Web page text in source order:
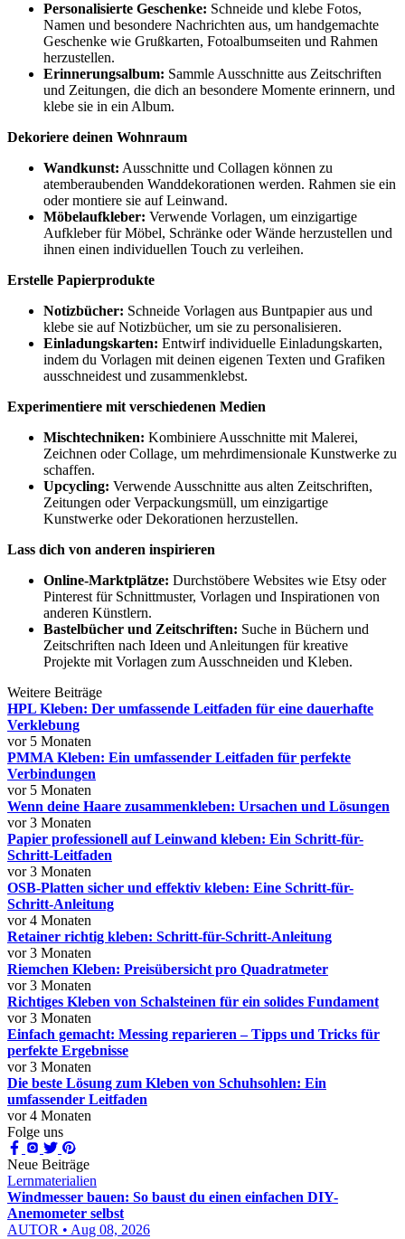
Personalisierte Geschenke: Schneide und klebe Fotos,
Namen und besondere Nachrichten aus, um handgemachte
Geschenke wie Grußkarten, Fotoalbumseiten und Rahmen
herzustellen.
Erinnerungsalbum: Sammle Ausschnitte aus Zeitschriften
und Zeitungen, die dich an besondere Momente erinnern, und
klebe sie in ein Album.
Dekoriere deinen Wohnraum
Wandkunst: Ausschnitte und Collagen können zu
atemberaubenden Wanddekorationen werden. Rahmen sie ein
oder montiere sie auf Leinwand.
Möbelaufkleber: Verwende Vorlagen, um einzigartige
Aufkleber für Möbel, Schränke oder Wände herzustellen und
ihnen einen individuellen Touch zu verleihen.
Erstelle Papierprodukte
Notizbücher: Schneide Vorlagen aus Buntpapier aus und
klebe sie auf Notizbücher, um sie zu personalisieren.
Einladungskarten: Entwirf individuelle Einladungskarten,
indem du Vorlagen mit deinen eigenen Texten und Grafiken
ausschneidest und zusammenklebst.
Experimentiere mit verschiedenen Medien
Mischtechniken: Kombiniere Ausschnitte mit Malerei,
Zeichnen oder Collage, um mehrdimensionale Kunstwerke zu
schaffen.
Upcycling: Verwende Ausschnitte aus alten Zeitschriften,
Zeitungen oder Verpackungsmüll, um einzigartige
Kunstwerke oder Dekorationen herzustellen.
Lass dich von anderen inspirieren
Online-Marktplätze: Durchstöbere Websites wie Etsy oder
Pinterest für Schnittmuster, Vorlagen und Inspirationen von
anderen Künstlern.
Bastelbücher und Zeitschriften: Suche in Büchern und
Zeitschriften nach Ideen und Anleitungen für kreative
Projekte mit Vorlagen zum Ausschneiden und Kleben.
Weitere Beiträge
HPL Kleben: Der umfassende Leitfaden für eine dauerhafte
Verklebung
vor 5 Monaten
PMMA Kleben: Ein umfassender Leitfaden für perfekte
Verbindungen
vor 5 Monaten
Wenn deine Haare zusammenkleben: Ursachen und Lösungen
vor 3 Monaten
Papier professionell auf Leinwand kleben: Ein Schritt-für-
Schritt-Leitfaden
vor 3 Monaten
OSB-Platten sicher und effektiv kleben: Eine Schritt-für-
Schritt-Anleitung
vor 4 Monaten
Retainer richtig kleben: Schritt-für-Schritt-Anleitung
vor 3 Monaten
Riemchen Kleben: Preisübersicht pro Quadratmeter
vor 3 Monaten
Richtiges Kleben von Schalsteinen für ein solides Fundament
vor 3 Monaten
Einfach gemacht: Messing reparieren – Tipps und Tricks für
perfekte Ergebnisse
vor 3 Monaten
Die beste Lösung zum Kleben von Schuhsohlen: Ein
umfassender Leitfaden
vor 4 Monaten
Folge uns
Neue Beiträge
Lernmaterialien
Windmesser bauen: So baust du einen einfachen DIY-
Anemometer selbst
AUTOR • Aug 08, 2026